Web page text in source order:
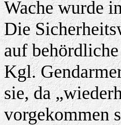
Wache wurde
Die
auf
Kgl.
sie, da
vorgekommen